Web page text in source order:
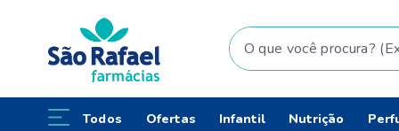
O que você procura? (Ex:
Todos Ofertas Infantil Nutrição